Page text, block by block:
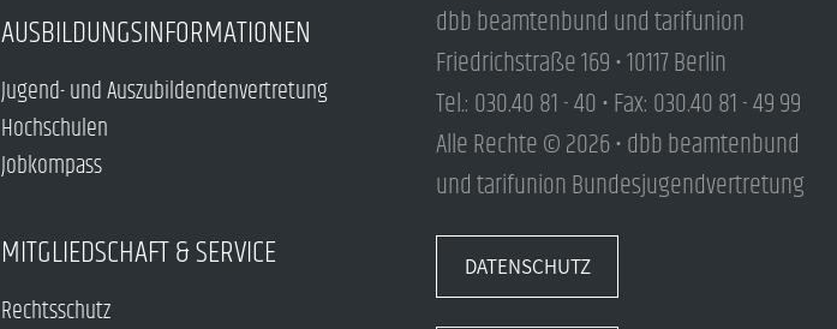
AUSBILDUNGSINFORMATIONEN
Jugend- und Auszubildendenvertretung
Hochschulen
Jobkompass
MITGLIEDSCHAFT & SERVICE
Rechtsschutz
dbb beamtenbund und tarifunion
Friedrichstraße 169 • 10117 Berlin
Tel.: 030.40 81 - 40 • Fax: 030.40 81 - 49 99
Alle Rechte © 2026 • dbb beamtenbund
und tarifunion Bundesjugendvertretung
DATENSCHUTZ